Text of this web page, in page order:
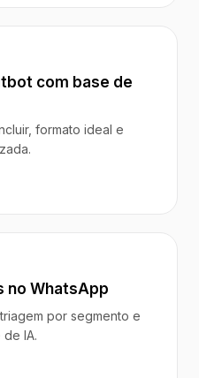
com base de
formato ideal e
no WhatsApp
por segmento e
IA.